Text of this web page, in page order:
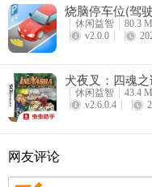
3、现在我们点击相册拍照
烧脑停车位(驾
休闲益智
80.3
v2.0.0
犬夜叉：四魂
休闲益智
43.4
v2.6.0.4
网友评论